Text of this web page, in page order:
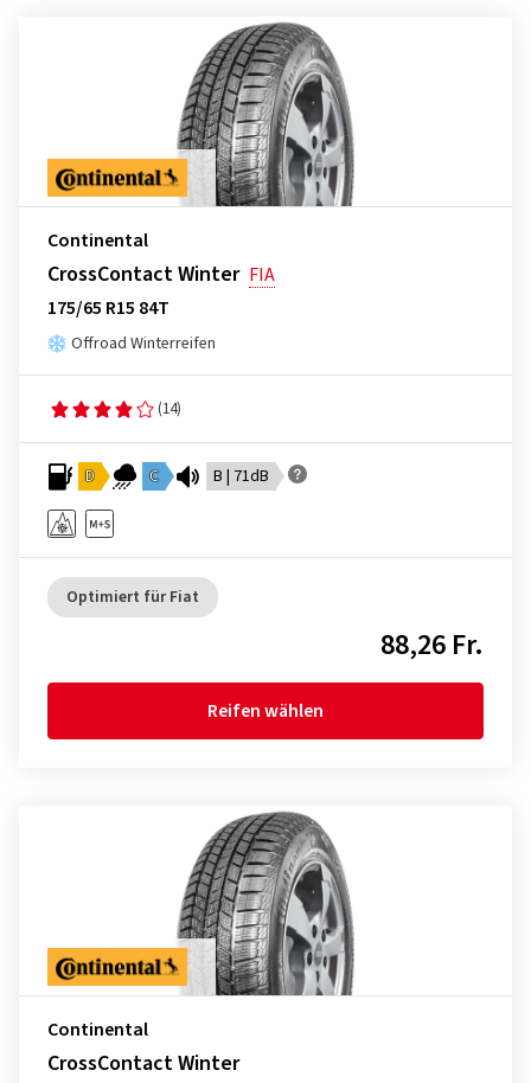
Continental
CrossContact Winter FIA
175/65 R15 84T
Offroad Winterreifen
(14)
D C B | 71dB
Optimiert für Fiat
88,26 Fr.
Reifen wählen
Continental
CrossContact Winter